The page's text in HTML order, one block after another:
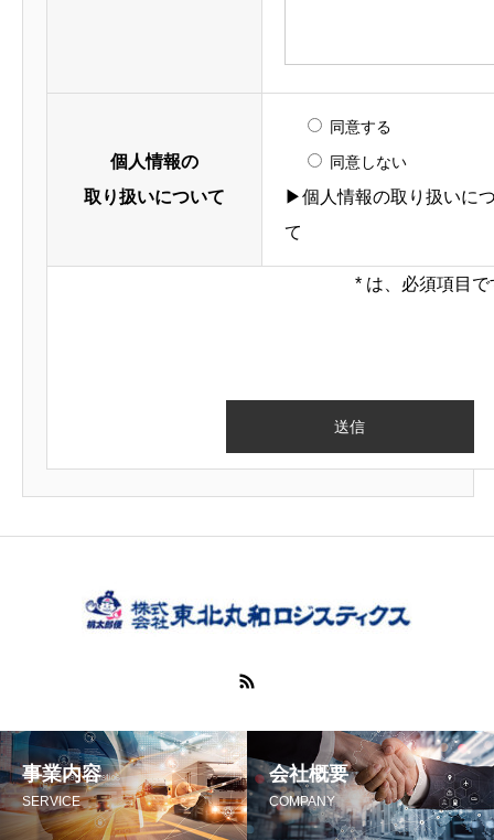
●二戸事業所
岩手県二戸郡一
●秋田営業所
秋田県秋田市御
●山形食品物流
青森県青森市卸
待遇・福利厚生・社内制度
保険:各種保険完
教育・研修制度
個人情報の
取り扱いについて
同意する
同意しない
▶個人情報の取り扱いに
て
* は、必須項目で
事業内容
SERVICE
会社概要
COMPANY